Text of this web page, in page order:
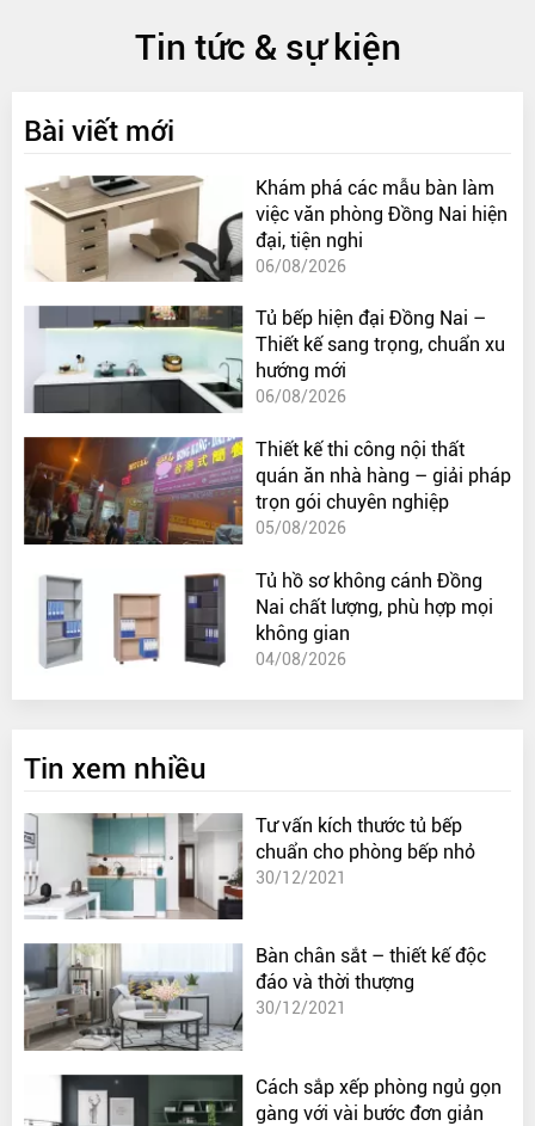
Tin tức & sự kiện
Bài viết mới
Khám phá các mẫu bàn làm
việc văn phòng Đồng Nai hiện
đại, tiện nghi
06/08/2026
Tủ bếp hiện đại Đồng Nai –
Thiết kế sang trọng, chuẩn xu
hướng mới
06/08/2026
Thiết kế thi công nội thất
quán ăn nhà hàng – giải pháp
trọn gói chuyên nghiệp
05/08/2026
Tủ hồ sơ không cánh Đồng
Nai chất lượng, phù hợp mọi
không gian
04/08/2026
Tin xem nhiều
Tư vấn kích thước tủ bếp
chuẩn cho phòng bếp nhỏ
30/12/2021
Bàn chân sắt – thiết kế độc
đáo và thời thượng
30/12/2021
Cách sắp xếp phòng ngủ gọn
gàng với vài bước đơn giản